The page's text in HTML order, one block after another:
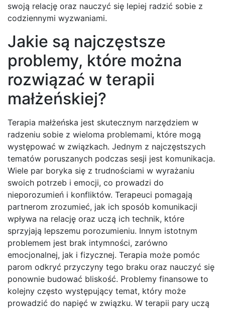
swoją relację oraz nauczyć się lepiej radzić sobie z
codziennymi wyzwaniami.
Jakie są najczęstsze
problemy, które można
rozwiązać w terapii
małżeńskiej?
Terapia małżeńska jest skutecznym narzędziem w
radzeniu sobie z wieloma problemami, które mogą
występować w związkach. Jednym z najczęstszych
tematów poruszanych podczas sesji jest komunikacja.
Wiele par boryka się z trudnościami w wyrażaniu
swoich potrzeb i emocji, co prowadzi do
nieporozumień i konfliktów. Terapeuci pomagają
partnerom zrozumieć, jak ich sposób komunikacji
wpływa na relację oraz uczą ich technik, które
sprzyjają lepszemu porozumieniu. Innym istotnym
problemem jest brak intymności, zarówno
emocjonalnej, jak i fizycznej. Terapia może pomóc
parom odkryć przyczyny tego braku oraz nauczyć się
ponownie budować bliskość. Problemy finansowe to
kolejny często występujący temat, który może
prowadzić do napięć w związku. W terapii pary uczą